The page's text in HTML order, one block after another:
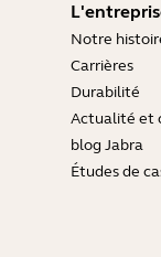
Notre
Carrières
Durabilité
Actualité et
blog Jabra
Études de